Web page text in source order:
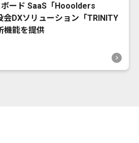
ード SaaS「Hooolders
DXソリューション「TRINITY
機能を提供